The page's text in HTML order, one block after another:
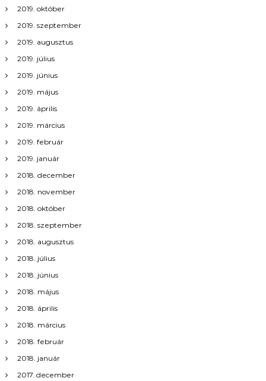
i
ó
2019. október
2019. szeptember
2019. augusztus
2019. július
2019. június
2019. május
2019. április
2019. március
2019. február
2019. január
2018. december
2018. november
2018. október
2018. szeptember
2018. augusztus
2018. július
2018. június
2018. május
2018. április
2018. március
2018. február
2018. január
2017. december